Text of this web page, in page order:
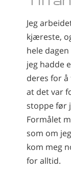
Jeg
kjæreste,
hele
jeg hadde
deres for
at det var
stoppe før
Formålet
som om
kom meg
for alltid.